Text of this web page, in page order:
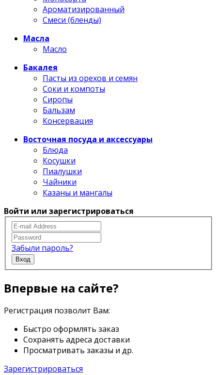
Ароматизированный
Смеси (бленды)
Масла
Масло
Бакалея
Пасты из орехов и семян
Соки и компоты
Сиропы
Бальзам
Консервация
Восточная посуда и аксессуары
Блюда
Косушки
Пиалушки
Чайники
Казаны и мангалы
Войти или зарегистрироваться
Забыли пароль?
Вход
Впервые на сайте?
Регистрация позволит Вам:
Быстро оформлять заказ
Сохранять адреса доставки
Просматривать заказы и др.
Зарегистрироваться